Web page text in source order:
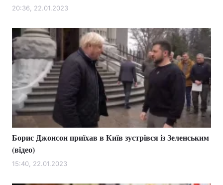
20:36, 22.01.2023
Борис Джонсон приїхав в Київ зустрівся із Зеленським
(відео)
15:40, 22.01.2023